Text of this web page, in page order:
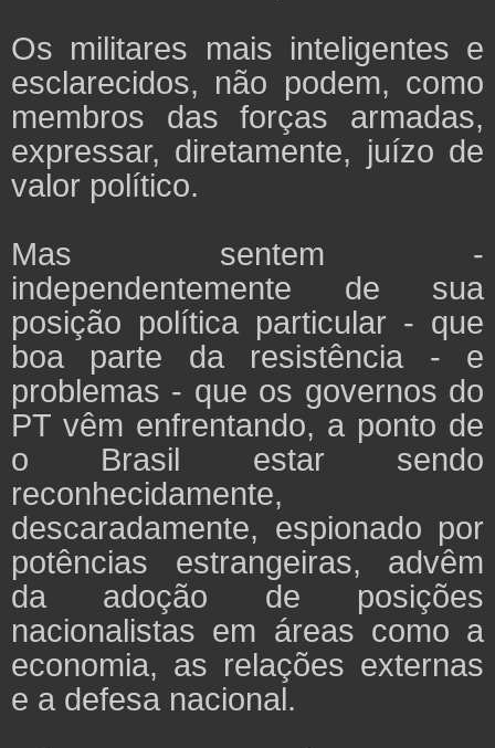
Os militares mais inteligentes e
esclarecidos, não podem, como
membros das forças armadas,
expressar, diretamente, juízo de
valor político.
Mas sentem -
independentemente de sua
posição política particular - que
boa parte da resistência - e
problemas - que os governos do
PT vêm enfrentando, a ponto de
o Brasil estar sendo
reconhecidamente,
descaradamente, espionado por
potências estrangeiras, advêm
da adoção de posições
nacionalistas em áreas como a
economia, as relações externas
e a defesa nacional.